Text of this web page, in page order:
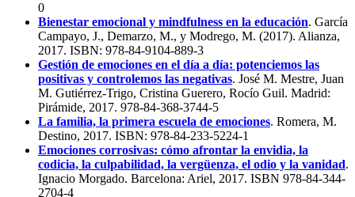
0
Bienestar emocional y mindfulness en la educación. García
Campayo, J., Demarzo, M., y Modrego, M. (2017). Alianza,
2017. ISBN: 978-84-9104-889-3
Gestión de emociones en el día a día: potenciemos las
positivas y controlemos las negativas. José M. Mestre, Juan
M. Gutiérrez-Trigo, Cristina Guerero, Rocío Guil. Madrid:
Pirámide, 2017. 978-84-368-3744-5
La familia, la primera escuela de emociones. Romera, M.
Destino, 2017. ISBN: 978-84-233-5224-1
Emociones corrosivas: cómo afrontar la envidia, la
codicia, la culpabilidad, la vergüenza, el odio y la vanidad.
Ignacio Morgado. Barcelona: Ariel, 2017. ISBN 978-84-344-
2704-4